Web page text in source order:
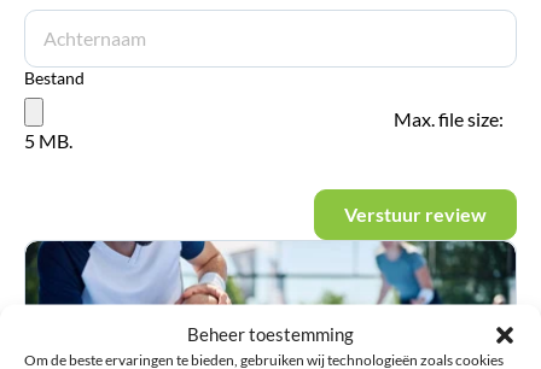
Beheer toestemming
Om de beste ervaringen te bieden, gebruiken wij technologieën zoals cookies
Bestand
Max. file size:
5 MB.
Verstuur review